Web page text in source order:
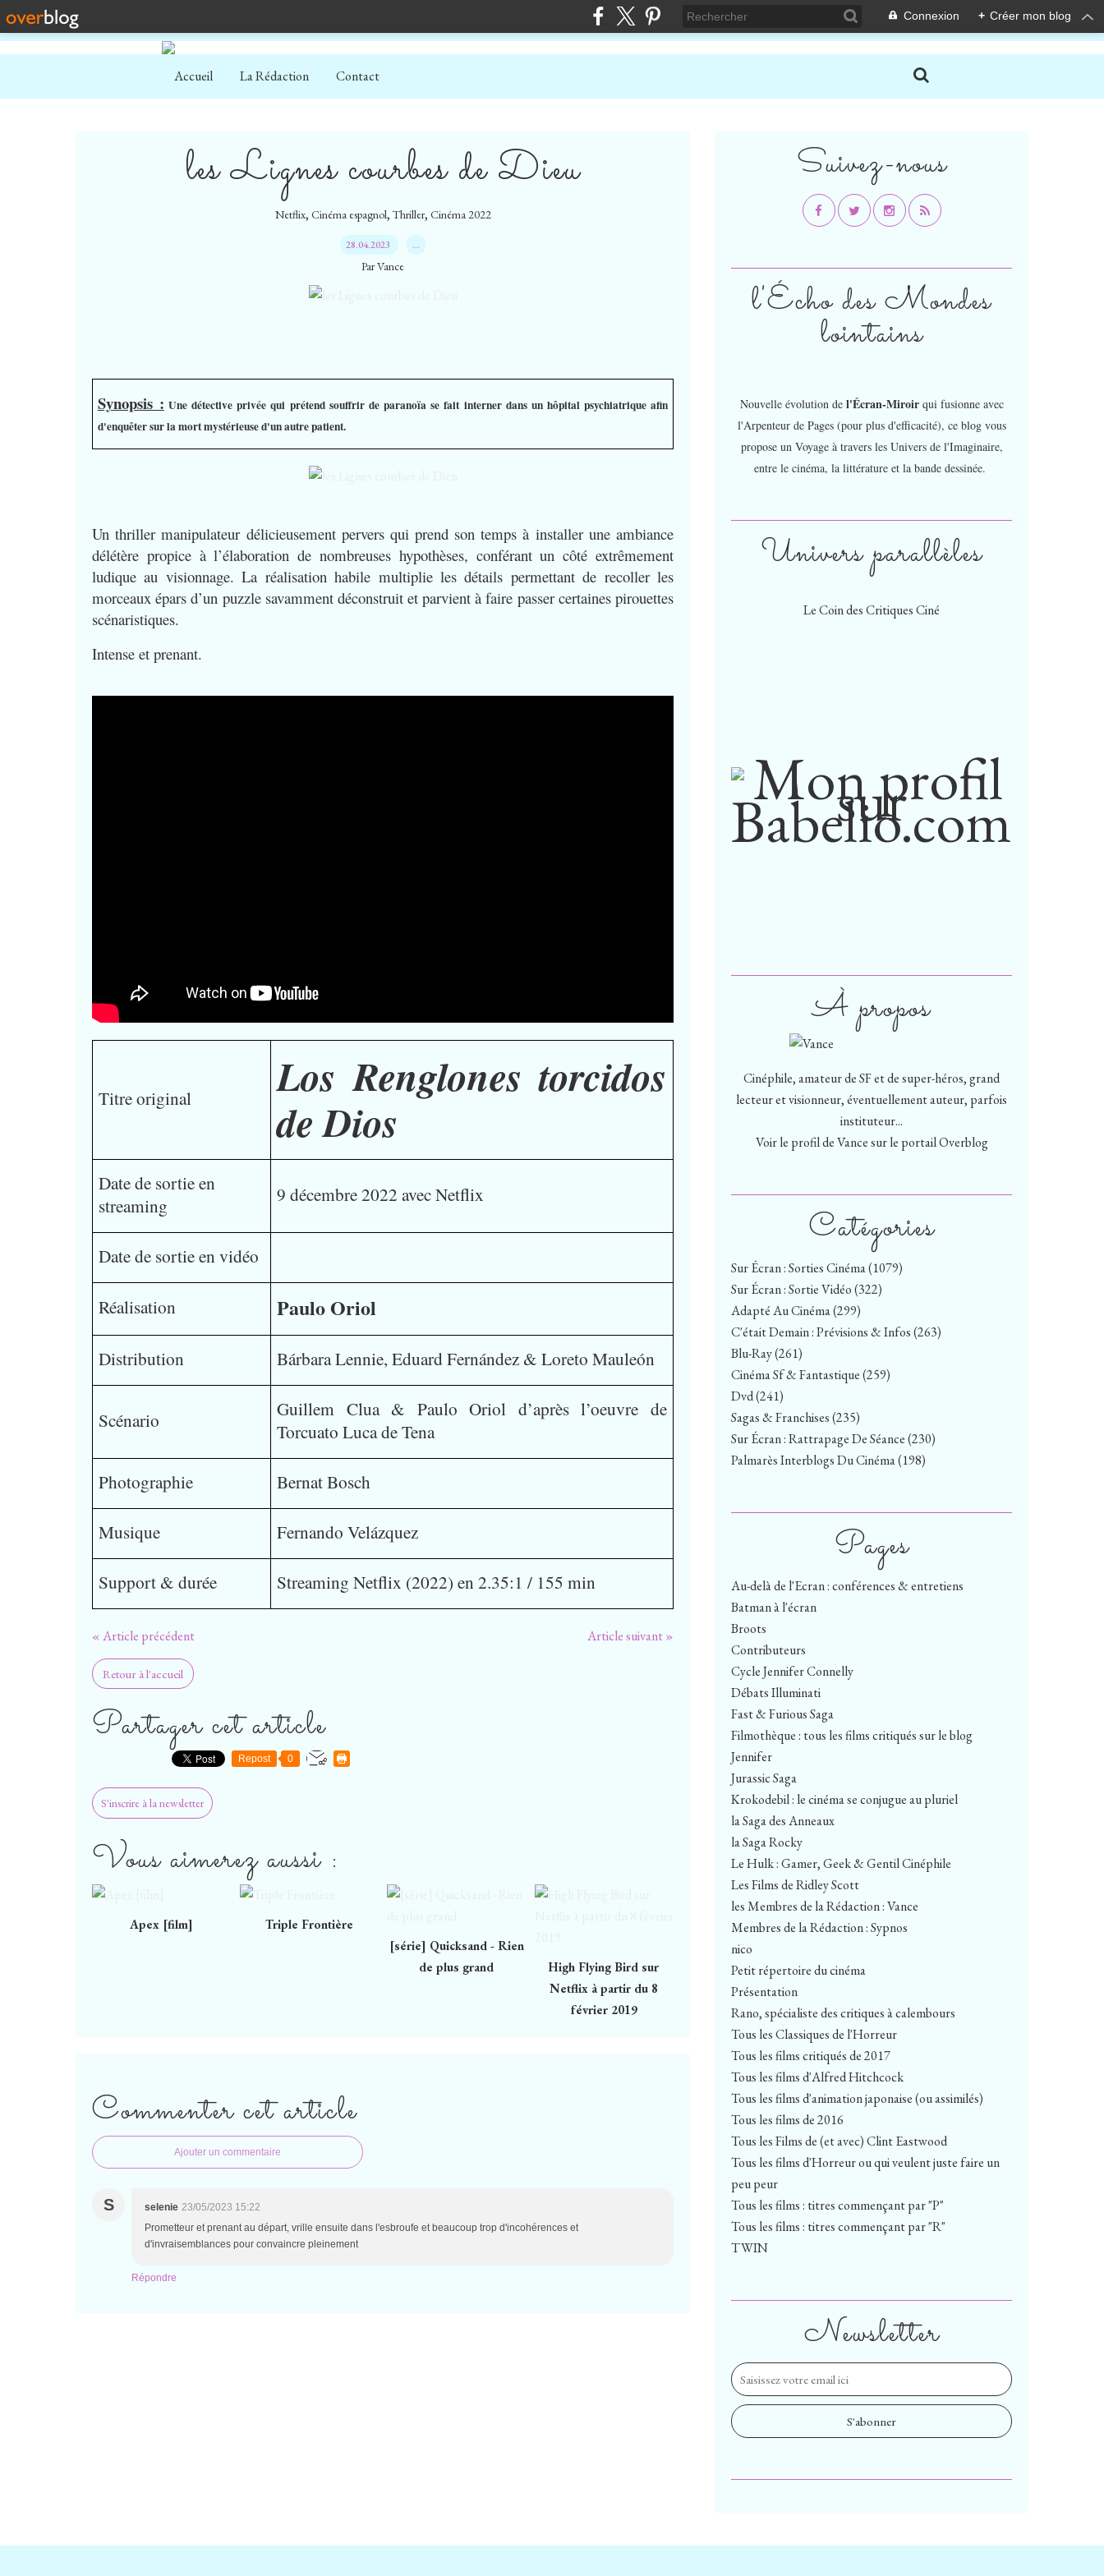
Connexion + Créer mon blog
Accueil La Rédaction Contact
les Lignes courbes de Dieu
Netflix, Cinéma espagnol, Thriller, Cinéma 2022
28.04.2023 …
Par Vance
Synopsis : Une détective privée qui prétend souffrir de paranoïa se fait interner dans un hôpital psychiatrique afin
d'enquêter sur la mort mystérieuse d'un autre patient.
Un thriller manipulateur délicieusement pervers qui prend son temps à installer une ambiance
délétère propice à l’élaboration de nombreuses hypothèses, conférant un côté extrêmement
ludique au visionnage. La réalisation habile multiplie les détails permettant de recoller les
morceaux épars d’un puzzle savamment déconstruit et parvient à faire passer certaines pirouettes
scénaristiques.
Intense et prenant.
Titre original
Los Renglones torcidos
de Dios
Date de sortie en
streaming
9 décembre 2022 avec Netflix
Date de sortie en vidéo
Réalisation Paulo Oriol
Distribution Bárbara Lennie, Eduard Fernández & Loreto Mauleón
Scénario
Guillem Clua & Paulo Oriol d’après l’oeuvre de
Torcuato Luca de Tena
Photographie Bernat Bosch
Musique Fernando Velázquez
Support & durée Streaming Netflix (2022) en 2.35:1 / 155 min
« Article précédent Article suivant »
Retour à l'accueil
Partager cet article
Repost 0
S'inscrire à la newsletter
Vous aimerez aussi :
Apex [film]
Triple Frontière
[série] Quicksand - Rien
de plus grand
High Flying Bird sur
Netflix à partir du 8
février 2019
Commenter cet article
Ajouter un commentaire
S selenie 23/05/2023 15:22
Prometteur et prenant au départ, vrille ensuite dans l'esbroufe et beaucoup trop d'incohérences et
d'invraisemblances pour convaincre pleinement
Répondre
Newsletter
Catégories
Sur Écran : Sorties Cinéma(1079)
Sur Écran : Sortie Vidéo(322)
Adapté Au Cinéma(299)
C'était Demain : Prévisions & Infos(263)
Blu-Ray(261)
Cinéma Sf & Fantastique(259)
Dvd(241)
Sagas & Franchises(235)
Sur Écran : Rattrapage De Séance(230)
Palmarès Interblogs Du Cinéma(198)
Pages
Au-delà de l'Ecran : conférences & entretiens
Batman à l'écran
Broots
Contributeurs
Cycle Jennifer Connelly
Débats Illuminati
Fast & Furious Saga
Filmothèque : tous les films critiqués sur le blog
Jennifer
Jurassic Saga
Krokodebil : le cinéma se conjugue au pluriel
la Saga des Anneaux
la Saga Rocky
Le Hulk : Gamer, Geek & Gentil Cinéphile
Les Films de Ridley Scott
les Membres de la Rédaction : Vance
Membres de la Rédaction : Sypnos
nico
Petit répertoire du cinéma
Présentation
Rano, spécialiste des critiques à calembours
Tous les Classiques de l'Horreur
Tous les films critiqués de 2017
Tous les films d'Alfred Hitchcock
Tous les films d'animation japonaise (ou assimilés)
Tous les films de 2016
Tous les Films de (et avec) Clint Eastwood
Tous les films d'Horreur ou qui veulent juste faire un
peu peur
Tous les films : titres commençant par "P"
Tous les films : titres commençant par "R"
TWIN
Suivez-nous
À propos
Cinéphile, amateur de SF et de super-héros, grand
lecteur et visionneur, éventuellement auteur, parfois
instituteur...
Voir le profil deVancesur le portail Overblog
Univers parallèles
Le Coin des Critiques Ciné
l'Écho des Mondes
lointains
Nouvelle évolution de l'Écran-Miroir qui fusionne avec
l'Arpenteur de Pages (pour plus d'efficacité), ce blog vous
propose un Voyage à travers les Univers de l'Imaginaire,
entre le cinéma, la littérature et la bande dessinée.